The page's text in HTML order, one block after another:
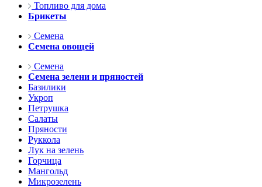
Топливо для дома
Брикеты
Семена
Семена овощей
Семена
Семена зелени и пряностей
Базилики
Укроп
Петрушка
Салаты
Пряности
Руккола
Лук на зелень
Горчица
Мангольд
Микрозелень